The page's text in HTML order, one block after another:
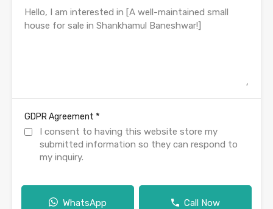
GDPR Agreement *
I consent to having this website store my
submitted information so they can respond to
my inquiry.
WhatsApp Call Now